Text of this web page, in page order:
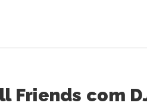
Friends com